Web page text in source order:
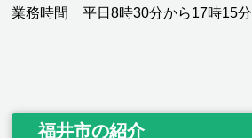
業務時間 平日8時30分から17時15分
福井市の紹介